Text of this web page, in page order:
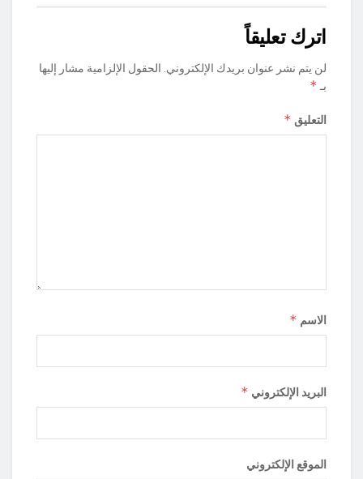
اترك تعليقاً
لن يتم نشر عنوان بريدك الإلكتروني. الحقول الإلزامية مشار إليها
بـ *
التعليق *
الاسم *
البريد الإلكتروني *
الموقع الإلكتروني